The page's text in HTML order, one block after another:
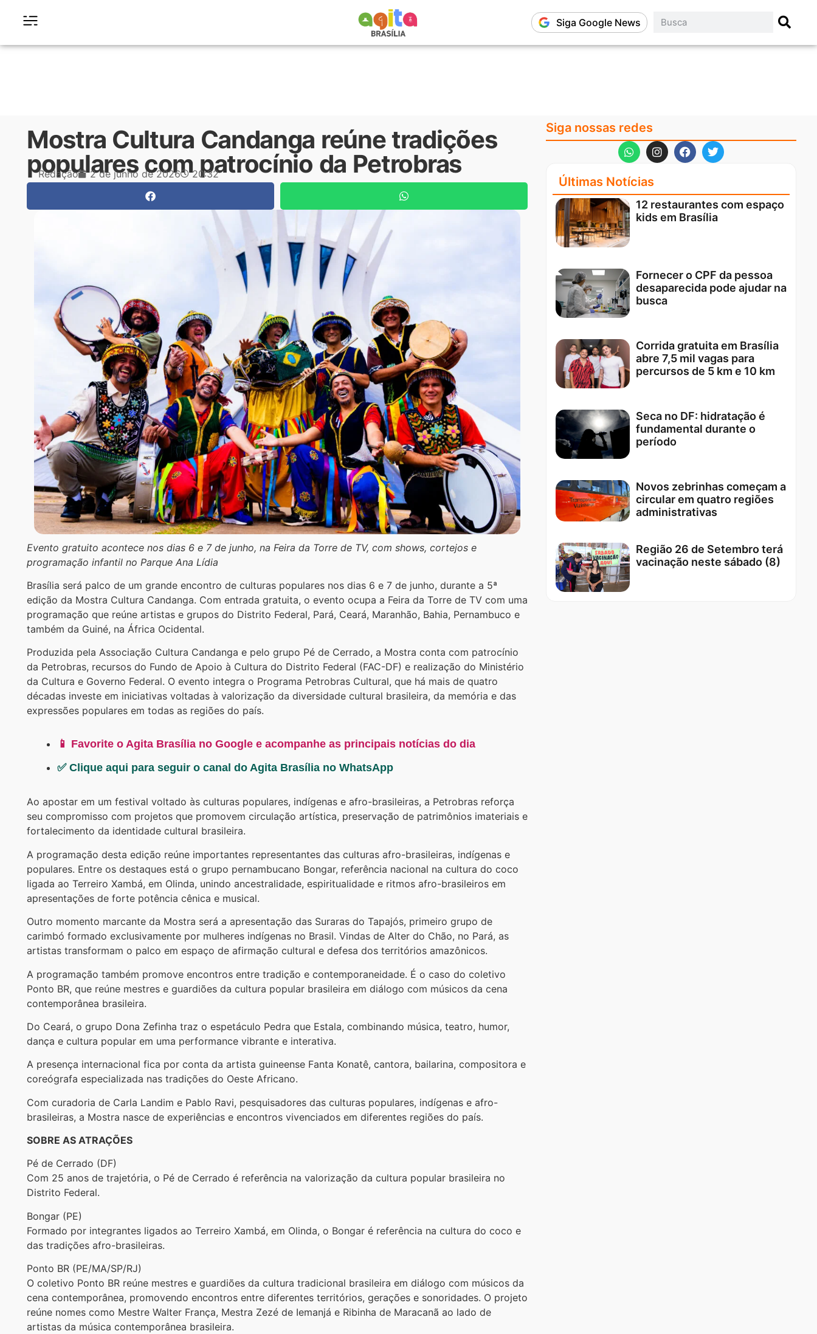
Siga Google News
Mostra Cultura Candanga reúne tradições
populares com patrocínio da Petrobras
Redação 2 de junho de 2026 20:32
Evento gratuito acontece nos dias 6 e 7 de junho, na Feira da Torre de TV, com shows, cortejos e
programação infantil no Parque Ana Lídia
Brasília será palco de um grande encontro de culturas populares nos dias 6 e 7 de junho, durante a 5ª
edição da Mostra Cultura Candanga. Com entrada gratuita, o evento ocupa a Feira da Torre de TV com uma
programação que reúne artistas e grupos do Distrito Federal, Pará, Ceará, Maranhão, Bahia, Pernambuco e
também da Guiné, na África Ocidental.
Produzida pela Associação Cultura Candanga e pelo grupo Pé de Cerrado, a Mostra conta com patrocínio
da Petrobras, recursos do Fundo de Apoio à Cultura do Distrito Federal (FAC-DF) e realização do Ministério
da Cultura e Governo Federal. O evento integra o Programa Petrobras Cultural, que há mais de quatro
décadas investe em iniciativas voltadas à valorização da diversidade cultural brasileira, da memória e das
expressões populares em todas as regiões do país.
📱 Favorite o Agita Brasília no Google e acompanhe as principais notícias do dia
✅ Clique aqui para seguir o canal do Agita Brasília no WhatsApp
Ao apostar em um festival voltado às culturas populares, indígenas e afro-brasileiras, a Petrobras reforça
seu compromisso com projetos que promovem circulação artística, preservação de patrimônios imateriais e
fortalecimento da identidade cultural brasileira.
A programação desta edição reúne importantes representantes das culturas afro-brasileiras, indígenas e
populares. Entre os destaques está o grupo pernambucano Bongar, referência nacional na cultura do coco
ligada ao Terreiro Xambá, em Olinda, unindo ancestralidade, espiritualidade e ritmos afro-brasileiros em
apresentações de forte potência cênica e musical.
Outro momento marcante da Mostra será a apresentação das Suraras do Tapajós, primeiro grupo de
carimbó formado exclusivamente por mulheres indígenas no Brasil. Vindas de Alter do Chão, no Pará, as
artistas transformam o palco em espaço de afirmação cultural e defesa dos territórios amazônicos.
A programação também promove encontros entre tradição e contemporaneidade. É o caso do coletivo
Ponto BR, que reúne mestres e guardiões da cultura popular brasileira em diálogo com músicos da cena
contemporânea brasileira.
Do Ceará, o grupo Dona Zefinha traz o espetáculo Pedra que Estala, combinando música, teatro, humor,
dança e cultura popular em uma performance vibrante e interativa.
A presença internacional fica por conta da artista guineense Fanta Konatê, cantora, bailarina, compositora e
coreógrafa especializada nas tradições do Oeste Africano.
Com curadoria de Carla Landim e Pablo Ravi, pesquisadores das culturas populares, indígenas e afro-
brasileiras, a Mostra nasce de experiências e encontros vivenciados em diferentes regiões do país.
SOBRE AS ATRAÇÕES
Pé de Cerrado (DF)
Com 25 anos de trajetória, o Pé de Cerrado é referência na valorização da cultura popular brasileira no
Distrito Federal.
Bongar (PE)
Formado por integrantes ligados ao Terreiro Xambá, em Olinda, o Bongar é referência na cultura do coco e
das tradições afro-brasileiras.
Ponto BR (PE/MA/SP/RJ)
O coletivo Ponto BR reúne mestres e guardiões da cultura tradicional brasileira em diálogo com músicos da
cena contemporânea, promovendo encontros entre diferentes territórios, gerações e sonoridades. O projeto
reúne nomes como Mestre Walter França, Mestra Zezé de Iemanjá e Ribinha de Maracanã ao lado de
artistas da música contemporânea brasileira.
Siga nossas redes
Últimas Notícias
12 restaurantes com espaço
kids em Brasília
Fornecer o CPF da pessoa
desaparecida pode ajudar na
busca
Corrida gratuita em Brasília
abre 7,5 mil vagas para
percursos de 5 km e 10 km
Seca no DF: hidratação é
fundamental durante o
período
Novos zebrinhas começam a
circular em quatro regiões
administrativas
Região 26 de Setembro terá
vacinação neste sábado (8)